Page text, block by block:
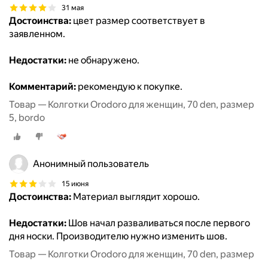
31 мая
Достоинства: цвет размер соответствует в
заявленном.
Недостатки: не обнаружено.
Комментарий: рекомендую к покупке.
Товар — Колготки Orodoro для женщин, 70 den, размер
5, bordo
Анонимный пользователь
15 июня
Достоинства: Материал выглядит хорошо.
Недостатки: Шов начал разваливаться после первого
дня носки. Производителю нужно изменить шов.
Товар — Колготки Orodoro для женщин, 70 den, размер